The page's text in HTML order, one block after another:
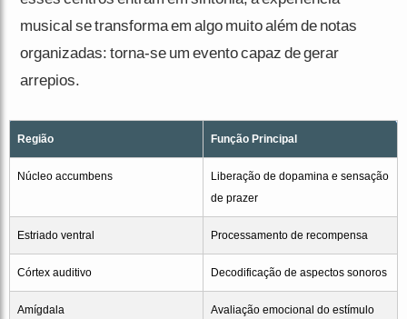
musical se transforma em algo muito além de notas
organizadas: torna-se um evento capaz de gerar
arrepios.
Região Função Principal
Núcleo accumbens
Liberação de dopamina e sensação
de prazer
Estriado ventral Processamento de recompensa
Córtex auditivo Decodificação de aspectos sonoros
Amígdala Avaliação emocional do estímulo